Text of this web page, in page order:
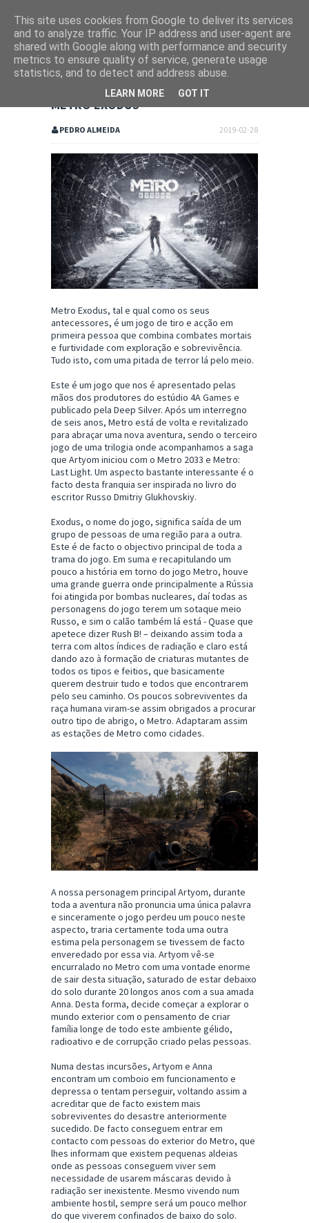
METRO EXODUS
2019-02-28
PEDRO ALMEIDA
Metro Exodus, tal e qual como os seus
antecessores, é um jogo de tiro e acção em
primeira pessoa que combina combates mortais
e furtividade com exploração e sobrevivência.
Tudo isto, com uma pitada de terror lá pelo meio.
Este é um jogo que nos é apresentado pelas
mãos dos produtores do estúdio 4A Games e
publicado pela Deep Silver. Após um interregno
de seis anos, Metro está de volta e revitalizado
para abraçar uma nova aventura, sendo o terceiro
jogo de uma trilogia onde acompanhamos a saga
que Artyom iniciou com o Metro 2033 e Metro:
Last Light. Um aspecto bastante interessante é o
facto desta franquia ser inspirada no livro do
escritor Russo Dmitriy Glukhovskiy.
Exodus, o nome do jogo, significa saída de um
grupo de pessoas de uma região para a outra.
Este é de facto o objectivo principal de toda a
trama do jogo. Em suma e recapitulando um
pouco a história em torno do jogo Metro, houve
uma grande guerra onde principalmente a Rússia
foi atingida por bombas nucleares, daí todas as
personagens do jogo terem um sotaque meio
Russo, e sim o calão também lá está - Quase que
apetece dizer Rush B! – deixando assim toda a
terra com altos índices de radiação e claro está
dando azo à formação de criaturas mutantes de
todos os tipos e feitios, que basicamente
querem destruir tudo e todos que encontrarem
pelo seu caminho. Os poucos sobreviventes da
raça humana viram-se assim obrigados a procurar
outro tipo de abrigo, o Metro. Adaptaram assim
as estações de Metro como cidades.
A nossa personagem principal Artyom, durante
toda a aventura não pronuncia uma única palavra
e sinceramente o jogo perdeu um pouco neste
aspecto, traria certamente toda uma outra
estima pela personagem se tivessem de facto
enveredado por essa via. Artyom vê-se
encurralado no Metro com uma vontade enorme
de sair desta situação, saturado de estar debaixo
do solo durante 20 longos anos com a sua amada
Anna. Desta forma, decide começar a explorar o
mundo exterior com o pensamento de criar
família longe de todo este ambiente gélido,
radioativo e de corrupção criado pelas pessoas.
Numa destas incursões, Artyom e Anna
encontram um comboio em funcionamento e
depressa o tentam perseguir, voltando assim a
acreditar que de facto existem mais
sobreviventes do desastre anteriormente
sucedido. De facto conseguem entrar em
contacto com pessoas do exterior do Metro, que
lhes informam que existem pequenas aldeias
onde as pessoas conseguem viver sem
necessidade de usarem máscaras devido à
radiação ser inexistente. Mesmo vivendo num
ambiente hostil, sempre será um pouco melhor
do que viverem confinados de baixo do solo.
This site uses cookies from Google to deliver its services
and to analyze traffic. Your IP address and user-agent are
shared with Google along with performance and security
metrics to ensure quality of service, generate usage
statistics, and to detect and address abuse.
LEARN MORE GOT IT